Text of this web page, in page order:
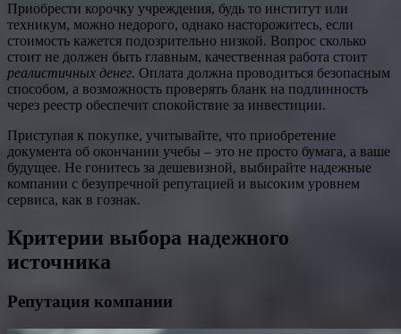
Приобрести корочку учреждения, будь то институт или
техникум, можно недорого, однако насторожитесь, если
стоимость кажется подозрительно низкой. Вопрос сколько
стоит не должен быть главным, качественная работа стоит
реалистичных денег. Оплата должна проводиться безопасным
способом, а возможность проверять бланк на подлинность
через реестр обеспечит спокойствие за инвестиции.
Приступая к покупке, учитывайте, что приобретение
документа об окончании учебы – это не просто бумага, а ваше
будущее. Не гонитесь за дешевизной, выбирайте надежные
компании с безупречной репутацией и высоким уровнем
сервиса, как в гознак.
Критерии выбора надежного
источника
Репутация компании